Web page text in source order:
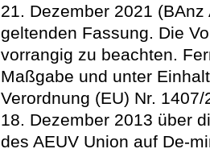
21. Dezember 2021
geltenden Fassung. Die
vorrangig zu beachten.
Maßgabe und unter
Verordnung (EU) Nr.
18. Dezember 2013 über
des AEUV Union auf De-